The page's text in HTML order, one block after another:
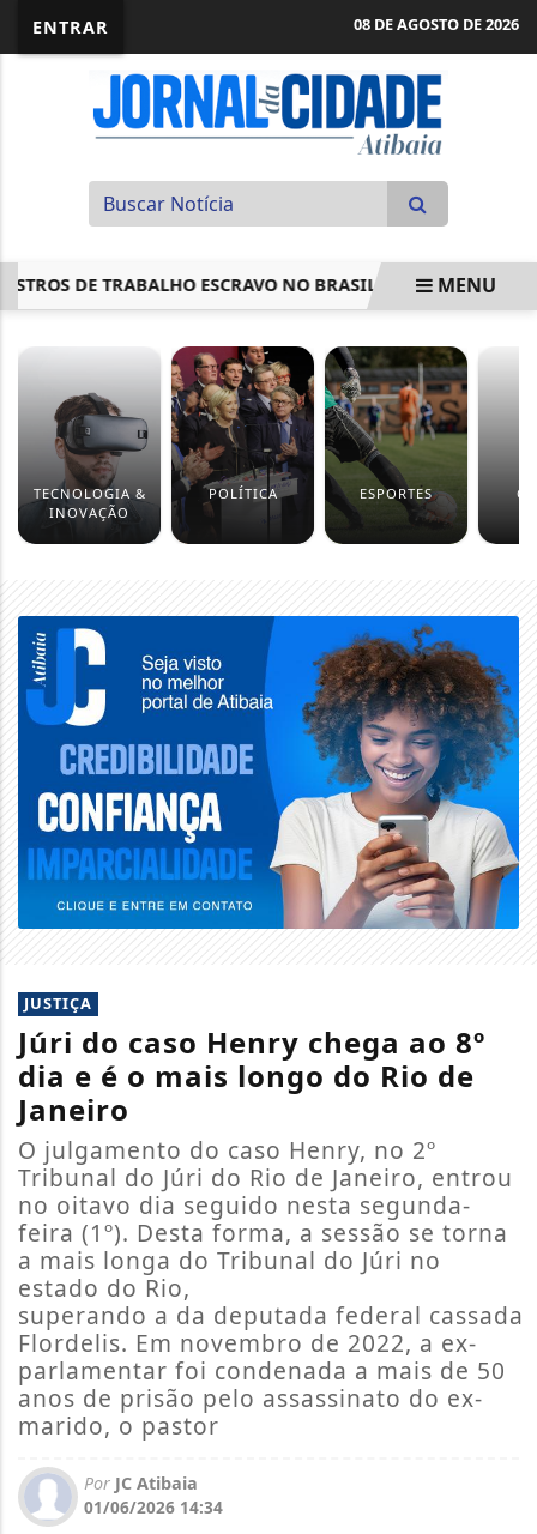
ENTRAR 08 DE AGOSTO DE 2026
DE TRABALHO ESCRAVO NO BRASIL; PARTICIPE ENEM:
MENU
TECNOLOGIA &
INOVAÇÃO
POLÍTICA ESPORTES
JUSTIÇA
Júri do caso Henry chega ao 8º
dia e é o mais longo do Rio de
Janeiro
O julgamento do caso Henry, no 2º
Tribunal do Júri do Rio de Janeiro, entrou
no oitavo dia seguido nesta segunda-
feira (1º). Desta forma, a sessão se torna
a mais longa do Tribunal do Júri no
estado do Rio,
superando a da deputada federal cassada
Flordelis. Em novembro de 2022, a ex-
parlamentar foi condenada a mais de 50
anos de prisão pelo assassinato do ex-
marido, o pastor
Por JC Atibaia
01/06/2026 14:34